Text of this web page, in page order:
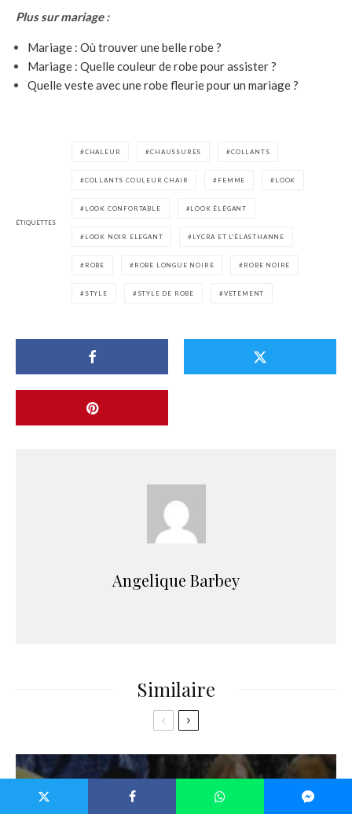
Plus sur mariage :
Mariage : Où trouver une belle robe ?
Mariage : Quelle couleur de robe pour assister ?
Quelle veste avec une robe fleurie pour un mariage ?
ÉTIQUETTES
CHALEUR CHAUSSURES COLLANTS
COLLANTS COULEUR CHAIR FEMME LOOK
LOOK CONFORTABLE LOOK ÉLÉGANT
LOOK NOIR ELEGANT LYCRA ET L'ÉLASTHANNE
ROBE ROBE LONGUE NOIRE ROBE NOIRE
STYLE STYLE DE ROBE VETEMENT
Angelique Barbey
Similaire